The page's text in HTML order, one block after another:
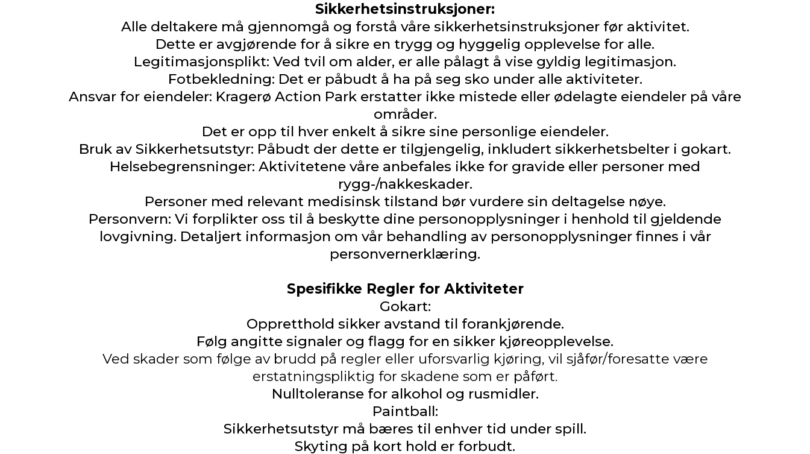
Sikkerhetsinstruksjoner:
Alle deltakere må gjennomgå og forstå våre sikkerhetsinstruksjoner før aktivitet.
Dette er avgjørende for å sikre en trygg og hyggelig opplevelse for alle.
Legitimasjonsplikt: Ved tvil om alder, er alle pålagt å vise gyldig legitimasjon.
Fotbekledning: Det er påbudt å ha på seg sko under alle aktiviteter.
Ansvar for eiendeler: Kragerø Action Park erstatter ikke mistede eller ødelagte eiendeler på våre
områder.
Det er opp til hver enkelt å sikre sine personlige eiendeler.
Bruk av Sikkerhetsutstyr: Påbudt der dette er tilgjengelig, inkludert sikkerhetsbelter i gokart.
Helsebegrensninger: Aktivitetene våre anbefales ikke for gravide eller personer med
rygg-/nakkeskader.
Personer med relevant medisinsk tilstand bør vurdere sin deltagelse nøye.
Personvern: Vi forplikter oss til å beskytte dine personopplysninger i henhold til gjeldende
lovgivning. Detaljert informasjon om vår behandling av personopplysninger finnes i vår
personvernerklæring.
Spesifikke Regler for Aktiviteter
Gokart:
Oppretthold sikker avstand til forankjørende.
Følg angitte signaler og flagg for en sikker kjøreopplevelse.
Ved skader som følge av brudd på regler eller uforsvarlig kjøring, vil sjåfør/foresatte være
erstatningspliktig for skadene som er påført.
Nulltoleranse for alkohol og rusmidler.
Paintball:
Sikkerhetsutstyr må bæres til enhver tid under spill.
Skyting på kort hold er forbudt.